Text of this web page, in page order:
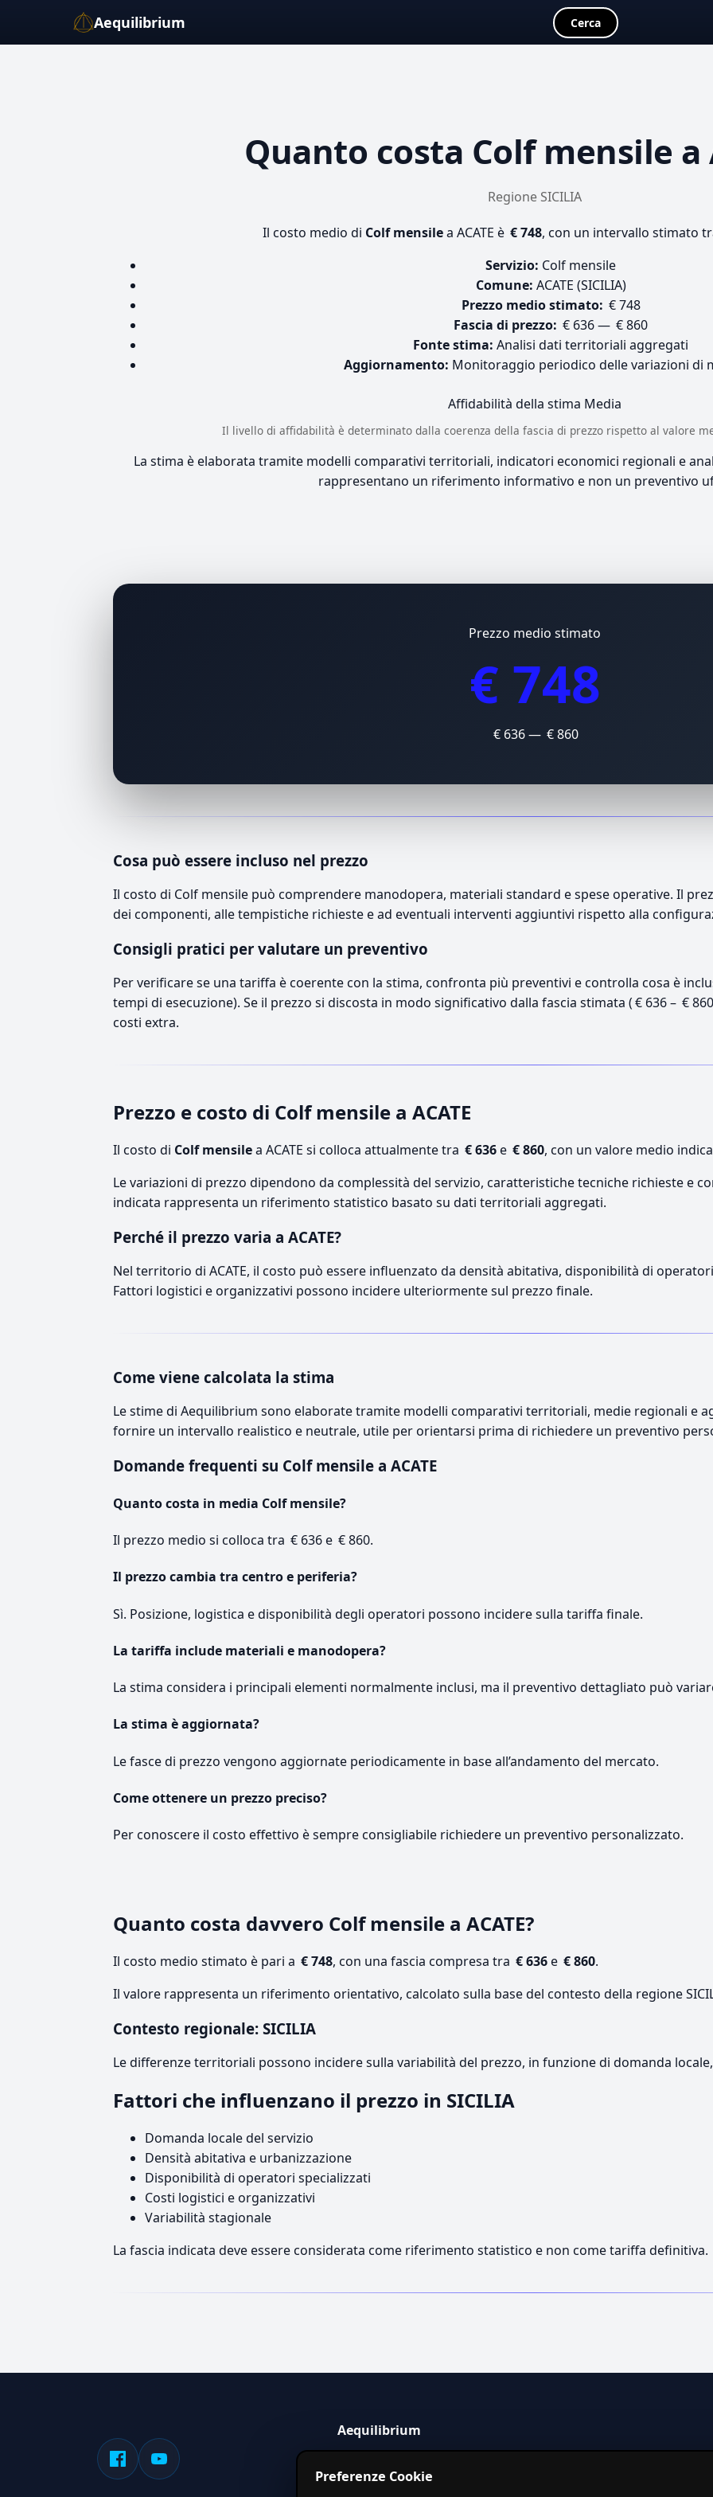
Aequilibrium Cerca
Quanto costa Colf mensile a
Regione SICILIA
Il costo medio di Colf mensilea ACATE è € 748, con un intervallo stimato
Servizio: Colf mensile
Comune: ACATE (SICILIA)
Prezzo medio stimato: € 748
Fascia di prezzo: € 636 — € 860
Fonte stima: Analisi dati territoriali aggregati
Aggiornamento: Monitoraggio periodico delle variazioni di
Affidabilità della stima Media
Il livello di affidabilità è determinato dalla coerenza della fascia di prezzo rispetto al valore
La stima è elaborata tramite modelli comparativi territoriali, indicatori economici regionali e
rappresentano un riferimento informativo e non un preventivo
Prezzo medio stimato
€ 748
€ 636 — € 860
Cosa può essere incluso nel prezzo
Il costo di Colf mensile può comprendere manodopera, materiali standard e spese operative. Il
dei componenti, alle tempistiche richieste e ad eventuali interventi aggiuntivi rispetto alla
Consigli pratici per valutare un preventivo
Per verificare se una tariffa è coerente con la stima, confronta più preventivi e controlla cosa è
tempi di esecuzione). Se il prezzo si discosta in modo significativo dalla fascia stimata ( € 636 – €
costi extra.
Prezzo e costo di Colf mensile a ACATE
Il costo di Colf mensilea ACATE si colloca attualmente tra € 636e € 860, con un valore medio
Le variazioni di prezzo dipendono da complessità del servizio, caratteristiche tecniche richieste e
indicata rappresenta un riferimento statistico basato su dati territoriali aggregati.
Perché il prezzo varia a ACATE?
Nel territorio di ACATE, il costo può essere influenzato da densità abitativa, disponibilità di
Fattori logistici e organizzativi possono incidere ulteriormente sul prezzo finale.
Come viene calcolata la stima
Le stime di Aequilibrium sono elaborate tramite modelli comparativi territoriali, medie regionali e
fornire un intervallo realistico e neutrale, utile per orientarsi prima di richiedere un preventivo
Domande frequenti su Colf mensile a ACATE
Quanto costa in media Colf mensile?
Il prezzo medio si colloca tra € 636 e € 860.
Il prezzo cambia tra centro e periferia?
Sì. Posizione, logistica e disponibilità degli operatori possono incidere sulla tariffa finale.
La tariffa include materiali e manodopera?
La stima considera i principali elementi normalmente inclusi, ma il preventivo dettagliato può
La stima è aggiornata?
Le fasce di prezzo vengono aggiornate periodicamente in base all’andamento del mercato.
Come ottenere un prezzo preciso?
Per conoscere il costo effettivo è sempre consigliabile richiedere un preventivo personalizzato.
Quanto costa davvero Colf mensile a ACATE?
Il costo medio stimato è pari a € 748, con una fascia compresa tra € 636e € 860.
Il valore rappresenta un riferimento orientativo, calcolato sulla base del contesto della regione
Contesto regionale: SICILIA
Le differenze territoriali possono incidere sulla variabilità del prezzo, in funzione di domanda
Fattori che influenzano il prezzo in SICILIA
Domanda locale del servizio
Densità abitativa e urbanizzazione
Disponibilità di operatori specializzati
Costi logistici e organizzativi
Variabilità stagionale
La fascia indicata deve essere considerata come riferimento statistico e non come tariffa definitiva.
Aequilibrium
servizi in Italia.
Preferenze Cookie